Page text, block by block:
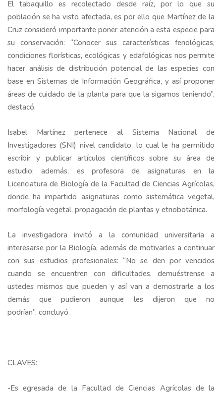
El tabaquillo es recolectado desde raíz, por lo que su
población se ha visto afectada, es por ello que Martínez de la
Cruz consideró importante poner atención a esta especie para
su conservación: “Conocer sus características fenológicas,
condiciones florísticas, ecológicas y edafológicas nos permite
hacer análisis de distribución potencial de las especies con
base en Sistemas de Información Geográfica, y así proponer
áreas de cuidado de la planta para que la sigamos teniendo”,
destacó.
Isabel Martínez pertenece al Sistema Nacional de
Investigadores (SNI) nivel candidato, lo cual le ha permitido
escribir y publicar artículos científicos sobre su área de
estudio; además, es profesora de asignaturas en la
Licenciatura de Biología de la Facultad de Ciencias Agrícolas,
donde ha impartido asignaturas como sistemática vegetal,
morfología vegetal, propagación de plantas y etnobotánica.
La investigadora invitó a la comunidad universitaria a
interesarse por la Biología, además de motivarles a continuar
con sus estudios profesionales: “No se den por vencidos
cuando se encuentren con dificultades, demuéstrense a
ustedes mismos que pueden y así van a demostrarle a los
demás que pudieron aunque les dijeron que no
podrían”, concluyó.
CLAVES:
-Es egresada de la Facultad de Ciencias Agrícolas de la